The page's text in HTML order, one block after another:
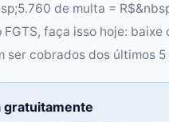
de multa =
faça isso hoje:
ser cobrados dos últimos 5
gratuitamente